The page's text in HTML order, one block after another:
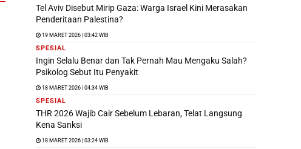
Tel Aviv Disebut Mirip Gaza: Warga Israel Kini Merasakan
Penderitaan Palestina?
19 MARET 2026 | 03:42 WIB
SPESIAL
Ingin Selalu Benar dan Tak Pernah Mau Mengaku Salah?
Psikolog Sebut Itu Penyakit
18 MARET 2026 | 04:34 WIB
SPESIAL
THR 2026 Wajib Cair Sebelum Lebaran, Telat Langsung
Kena Sanksi
18 MARET 2026 | 03:24 WIB